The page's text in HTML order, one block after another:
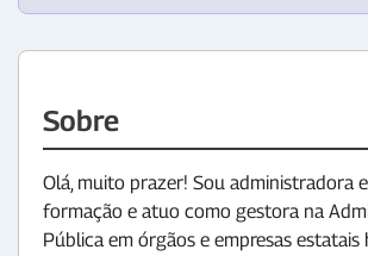
Sobre
Olá, muito prazer! Sou administradora
formação e atuo como gestora na
Pública em órgãos e empresas estatais